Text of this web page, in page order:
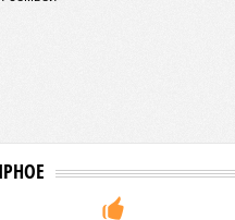
вариант
после ухода РЖД
обретут другого
бывшими союзниками.
ищут и обретают